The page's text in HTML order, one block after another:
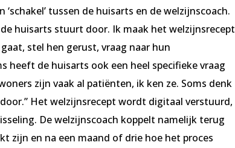
tussen de huisarts en de welzijnscoach.
huisarts stuurt door. Ik maak het welzijnsrecept
stel hen gerust, vraag naar hun
heeft de huisarts ook een heel specifieke vraag
zijn vaak al patiënten, ik ken ze. Soms denk
Het welzijnsrecept wordt digitaal verstuurd,
De welzijnscoach koppelt namelijk terug
zijn en na een maand of drie hoe het proces